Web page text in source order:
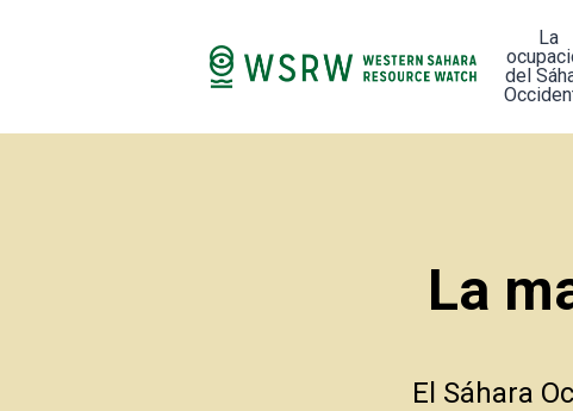
La
del
La
El Sáhara